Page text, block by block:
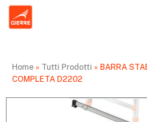
Home » Tutti Prodotti » BARRA
COMPLETA D2202